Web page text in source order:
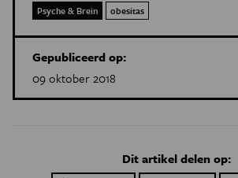
Psyche & Brein obesitas
Gepubliceerd op:
09 oktober 2018
Dit artikel delen op: